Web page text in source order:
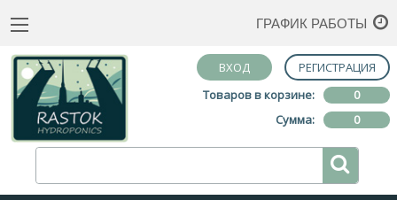
ГРАФИК РАБОТЫ
ВХОД
РЕГИСТРАЦИЯ
Товаров в корзине:
0
Сумма:
0